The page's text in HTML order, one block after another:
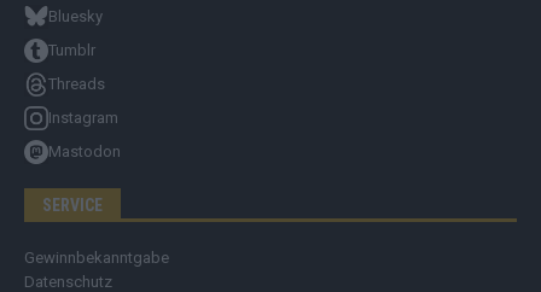
Bluesky
Tumblr
Threads
Instagram
Mastodon
SERVICE
Gewinnbekanntgabe
Datenschutz